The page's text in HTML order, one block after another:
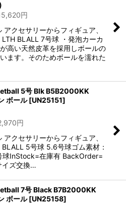
円
アクセサリーからフィギュア、
LTH BLALL 7号球 ・発泡カーカ
高い天然皮革を採用しボールの
ます。そのためボールを濡れた
5号 Blk B5B2000KK
ボール [UN25151]
円
アクセサリーからフィギュア、
5号球 5.6号球ゴム素材：
球InStock=在庫有 BackOrder=
交換…
7号 Black B7B2000KK
ボール [UN25158]